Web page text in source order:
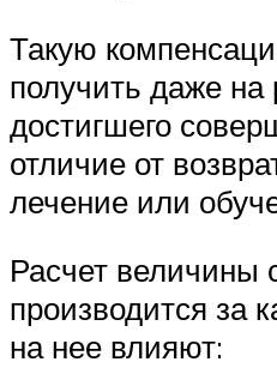
Такую
получить даже на
достигшего
отличие от
лечение или
Расчет величины
производится за
на нее влияют: